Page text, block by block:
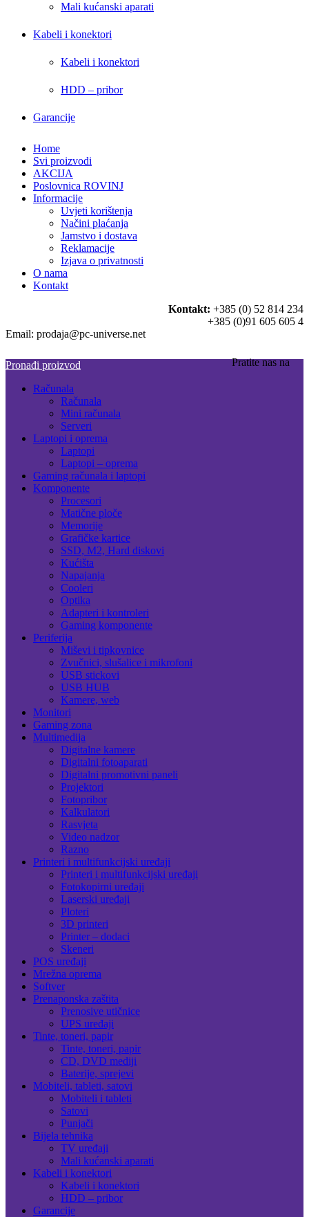
Mali kućanski aparati
Kabeli i konektori
Kabeli i konektori
HDD – pribor
Garancije
Home
Svi proizvodi
AKCIJA
Poslovnica ROVINJ
Informacije
Uvjeti korištenja
Načini plaćanja
Jamstvo i dostava
Reklamacije
Izjava o privatnosti
O nama
Kontakt
Kontakt: +385 (0) 52 814 234
+385 (0)91 605 605 4
Email: prodaja@pc-universe.net
Pratite nas na
Pronađi proizvod
Računala
Računala
Mini računala
Serveri
Laptopi i oprema
Laptopi
Laptopi – oprema
Gaming računala i laptopi
Komponente
Procesori
Matične ploče
Memorije
Grafičke kartice
SSD, M2, Hard diskovi
Kućišta
Napajanja
Cooleri
Optika
Adapteri i kontroleri
Gaming komponente
Periferija
Miševi i tipkovnice
Zvučnici, slušalice i mikrofoni
USB stickovi
USB HUB
Kamere, web
Monitori
Gaming zona
Multimedija
Digitalne kamere
Digitalni fotoaparati
Digitalni promotivni paneli
Projektori
Fotopribor
Kalkulatori
Rasvjeta
Video nadzor
Razno
Printeri i multifunkcijski uređaji
Printeri i multifunkcijski uređaji
Fotokopirni uređaji
Laserski uređaji
Ploteri
3D printeri
Printer – dodaci
Skeneri
POS uređaji
Mrežna oprema
Softver
Prenaponska zaštita
Prenosive utičnice
UPS uređaji
Tinte, toneri, papir
Tinte, toneri, papir
CD, DVD mediji
Baterije, sprejevi
Mobiteli, tableti, satovi
Mobiteli i tableti
Satovi
Punjači
Bijela tehnika
TV uređaji
Mali kućanski aparati
Kabeli i konektori
Kabeli i konektori
HDD – pribor
Garancije